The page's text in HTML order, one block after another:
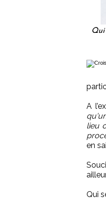
Qui
A
lieu
en
Qui